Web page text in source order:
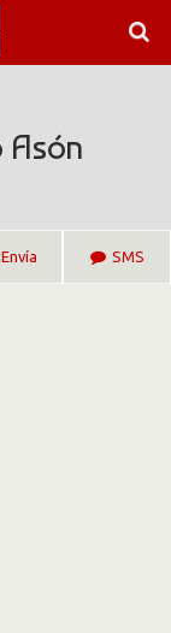
Asón
Envía SMS